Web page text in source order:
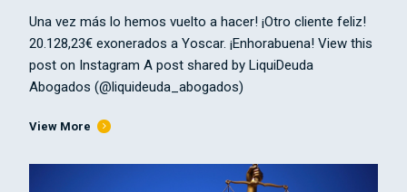
Una vez más lo hemos vuelto a hacer! ¡Otro cliente feliz!
20.128,23€ exonerados a Yoscar. ¡Enhorabuena! View this
post on Instagram A post shared by LiquiDeuda
Abogados (@liquideuda_abogados)
View More